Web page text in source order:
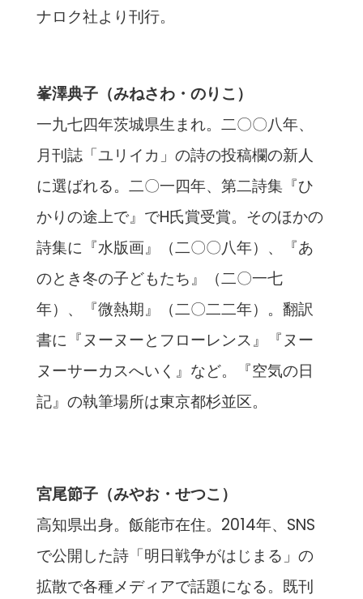
ナロク社より刊行。
峯澤典子（みねさわ・のりこ）
一九七四年茨城県生まれ。二〇〇八年、
月刊誌「ユリイカ」の詩の投稿欄の新人
に選ばれる。二〇一四年、第二詩集『ひ
かりの途上で』でH氏賞受賞。そのほかの
詩集に『水版画』（二〇〇八年）、『あ
のとき冬の子どもたち』（二〇一七
年）、『微熱期』（二〇二二年）。翻訳
書に『ヌーヌーとフローレンス』『ヌー
ヌーサーカスへいく』など。『空気の日
記』の執筆場所は東京都杉並区。
宮尾節子（みやお・せつこ）
高知県出身。飯能市在住。2014年、SNS
で公開した詩「明日戦争がはじまる」の
拡散で各種メディアで話題になる。既刊